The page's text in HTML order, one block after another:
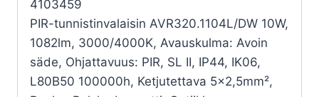
4103459
PIR-tunnistinvalaisin AVR320.1104L/DW 10W,
1082lm, 3000/4000K, Avauskulma: Avoin
säde, Ohjattavuus: PIR, SL II, IP44, IK06,
L80B50 100000h, Ketjutettava 5×2,5mm²,